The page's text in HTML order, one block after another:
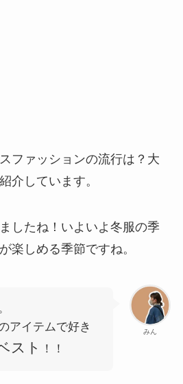
ファッションの流行は？大
介しています。
したね！いよいよ冬服の季
楽しめる季節ですね。
みん
アイテムで好き
スト ！！